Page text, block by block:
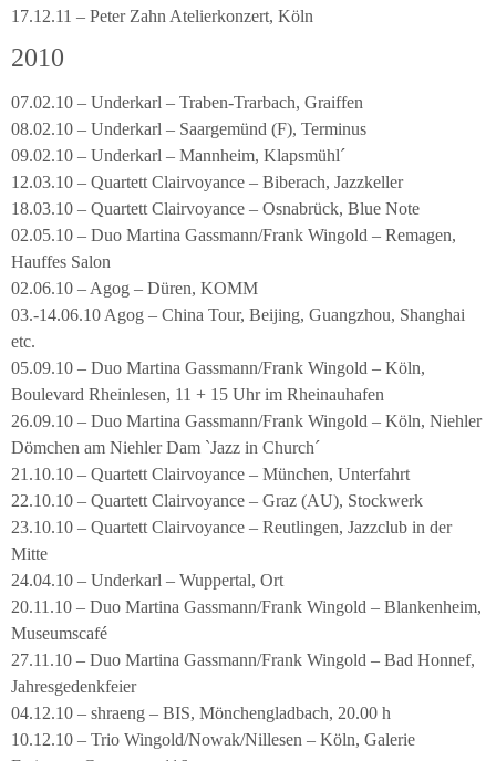
17.12.11 – Peter Zahn Atelierkonzert, Köln
2010
07.02.10 – Underkarl – Traben-Trarbach, Graiffen
08.02.10 – Underkarl – Saargemünd (F), Terminus
09.02.10 – Underkarl – Mannheim, Klapsmühl´
12.03.10 – Quartett Clairvoyance – Biberach, Jazzkeller
18.03.10 – Quartett Clairvoyance – Osnabrück, Blue Note
02.05.10 – Duo Martina Gassmann/Frank Wingold – Remagen,
Hauffes Salon
02.06.10 – Agog – Düren, KOMM
03.-14.06.10 Agog – China Tour, Beijing, Guangzhou, Shanghai
etc.
05.09.10 – Duo Martina Gassmann/Frank Wingold – Köln,
Boulevard Rheinlesen, 11 + 15 Uhr im Rheinauhafen
26.09.10 – Duo Martina Gassmann/Frank Wingold – Köln, Niehler
Dömchen am Niehler Dam `Jazz in Church´
21.10.10 – Quartett Clairvoyance – München, Unterfahrt
22.10.10 – Quartett Clairvoyance – Graz (AU), Stockwerk
23.10.10 – Quartett Clairvoyance – Reutlingen, Jazzclub in der
Mitte
24.04.10 – Underkarl – Wuppertal, Ort
20.11.10 – Duo Martina Gassmann/Frank Wingold – Blankenheim,
Museumscafé
27.11.10 – Duo Martina Gassmann/Frank Wingold – Bad Honnef,
Jahresgedenkfeier
04.12.10 – shraeng – BIS, Mönchengladbach, 20.00 h
10.12.10 – Trio Wingold/Nowak/Nillesen – Köln, Galerie